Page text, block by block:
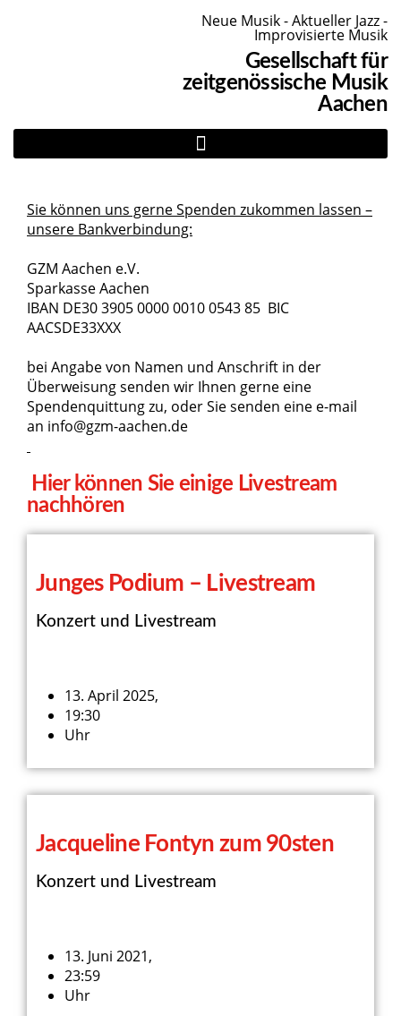
Neue Musik - Aktueller Jazz -
Improvisierte Musik
Gesellschaft für
zeitgenössische Musik
Aachen
Sie können uns gerne Spenden zukommen lassen –
unsere Bankverbindung:
GZM Aachen e.V.
Sparkasse Aachen
IBAN DE30 3905 0000 0010 0543 85 BIC
AACSDE33XXX
bei Angabe von Namen und Anschrift in der
Überweisung senden wir Ihnen gerne eine
Spendenquittung zu, oder Sie senden eine e-mail
an info@gzm-aachen.de
Hier können Sie einige Livestream
nachhören
Junges Podium – Livestream
Konzert und Livestream
13. April 2025,
19:30
Uhr
Jacqueline Fontyn zum 90sten
Konzert und Livestream
13. Juni 2021,
23:59
Uhr